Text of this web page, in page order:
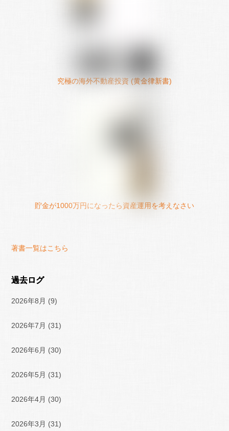
究極の海外不動産投資 (黄金律新書)
貯金が1000万円になったら資産運用を考えなさい
著書一覧はこちら
過去ログ
2026年8月 (9)
2026年7月 (31)
2026年6月 (30)
2026年5月 (31)
2026年4月 (30)
2026年3月 (31)